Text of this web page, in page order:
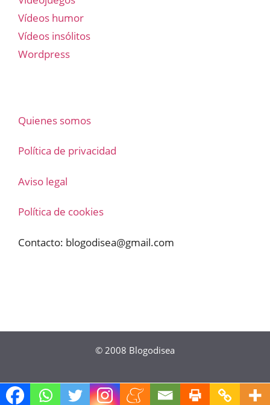
Vídeos humor
Vídeos insólitos
Wordpress
Quienes somos
Política de privacidad
Aviso legal
Política de cookies
Contacto: blogodisea@gmail.com
© 2008 Blogodisea